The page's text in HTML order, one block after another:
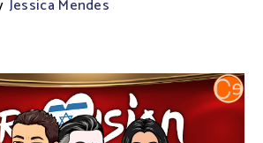
Jessica Mendes